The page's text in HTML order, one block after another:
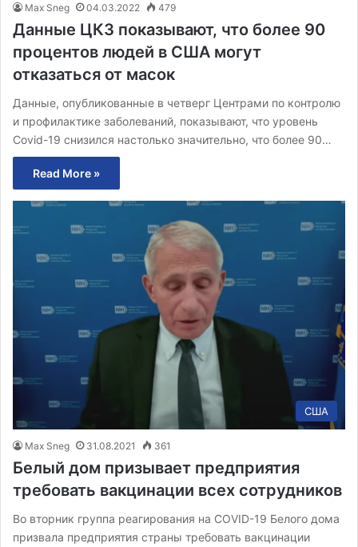
Max Sneg 04.03.2022 479
Данные ЦКЗ показывают, что более 90
процентов людей в США могут
отказаться от масок
Данные, опубликованные в четверг Центрами по контролю
и профилактике заболеваний, показывают, что уровень
Covid-19 снизился настолько значительно, что более 90…
Read More »
США
Max Sneg 31.08.2021 361
Белый дом призывает предприятия
требовать вакцинации всех сотрудников
Во вторник группа реагирования на COVID-19 Белого дома
призвала предприятия страны требовать вакцинации